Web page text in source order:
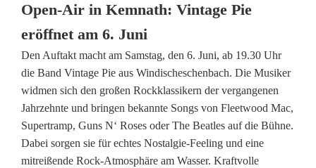
e
n
l
o
s
e
Open-Air in Kemnath: Vintage Pie
eröffnet am 6. Juni
Den Auftakt macht am Samstag, den 6. Juni, ab 19.30 Uhr
die Band Vintage Pie aus Windischeschenbach. Die Musiker
widmen sich den großen Rockklassikern der vergangenen
Jahrzehnte und bringen bekannte Songs von Fleetwood Mac,
Supertramp, Guns N‘ Roses oder The Beatles auf die Bühne.
Dabei sorgen sie für echtes Nostalgie-Feeling und eine
mitreißende Rock-Atmosphäre am Wasser. Kraftvolle